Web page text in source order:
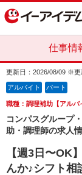
仕事情
更新日：2026/08/09 ※
アルバイト パート
職種：調理補助【アルバ
コンパスグループ
助・調理師の求人
【週3日〜OK
んか♪シフト相